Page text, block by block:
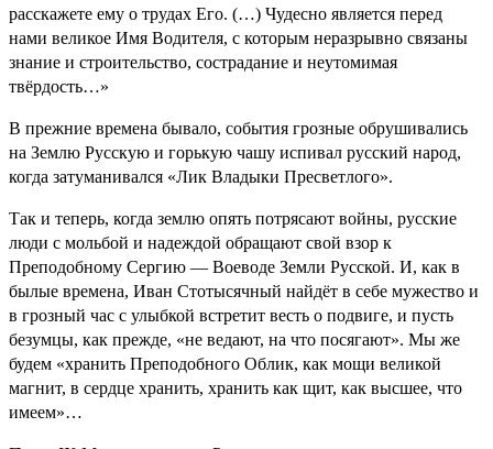
расскажете ему о трудах Его. (…) Чудесно является перед
нами великое Имя Водителя, с которым неразрывно связаны
знание и строительство, сострадание и неутомимая
твёрдость…»
В прежние времена бывало, события грозные обрушивались
на Землю Русскую и горькую чашу испивал русский народ,
когда затуманивался «Лик Владыки Пресветлого».
Так и теперь, когда землю опять потрясают войны, русские
люди с мольбой и надеждой обращают свой взор к
Преподобному Сергию — Воеводе Земли Русской. И, как в
былые времена, Иван Стотысячный найдёт в себе мужество и
в грозный час с улыбкой встретит весть о подвиге, и пусть
безумцы, как прежде, «не ведают, на что посягают». Мы же
будем «хранить Преподобного Облик, как мощи великой
магнит, в сердце хранить, хранить как щит, как высшее, что
имеем»…